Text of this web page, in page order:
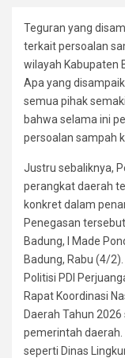
Teguran yang
terkait persoalan
wilayah Kabupaten
Apa yang
semua pihak
bahwa selama ini
persoalan sampah
Justru sebaliknya,
perangkat daerah
konkret dalam
Penegasan
Badung, I Made
Badung, Rabu (4/2).
Politisi PDI
Rapat Koordinasi
Daerah Tahun
pemerintah daerah.
seperti Dinas